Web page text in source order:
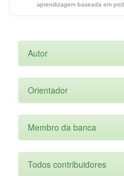
aprendizagem baseada em
Autor
Orientador
Membro da banca
Todos contribuidores